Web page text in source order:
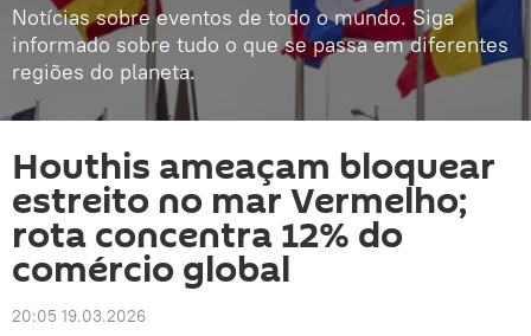
Notícias sobre eventos de todo o mundo. Siga
informado sobre tudo o que se passa em diferentes
regiões do planeta.
Houthis ameaçam bloquear
estreito no mar Vermelho;
rota concentra 12% do
comércio global
20:05 19.03.2026